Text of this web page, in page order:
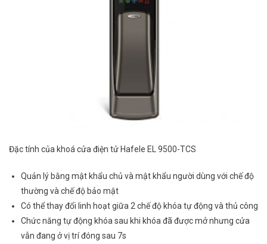
Đặc tính của khoá cửa điện tử Hafele EL 9500-TCS
Quản lý bằng mật khẩu chủ và mật khẩu người dùng với chế độ
thường và chế độ bảo mật
Có thể thay đổi linh hoạt giữa 2 chế độ khóa tự động và thủ công
Chức năng tự động khóa sau khi khóa đã được mở nhưng cửa
vẫn đang ở vị trí đóng sau 7s